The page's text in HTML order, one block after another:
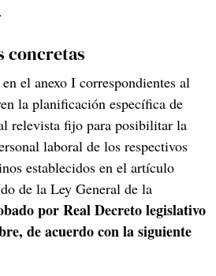
concretas
el anexo I correspondientes al
la planificación específica de
relevista fijo para posibilitar la
laboral de los respectivos
establecidos en el artículo
de la Ley General de la
por Real Decreto legislativo
de acuerdo con la siguiente